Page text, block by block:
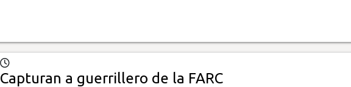
Capturan a guerrillero de la FARC